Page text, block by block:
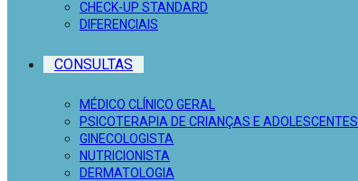
CHECK-UP STANDARD
DIFERENCIAIS
CONSULTAS
MÉDICO CLÍNICO GERAL
PSICOTERAPIA DE CRIANÇAS E ADOLESCENTES
GINECOLOGISTA
NUTRICIONISTA
DERMATOLOGIA